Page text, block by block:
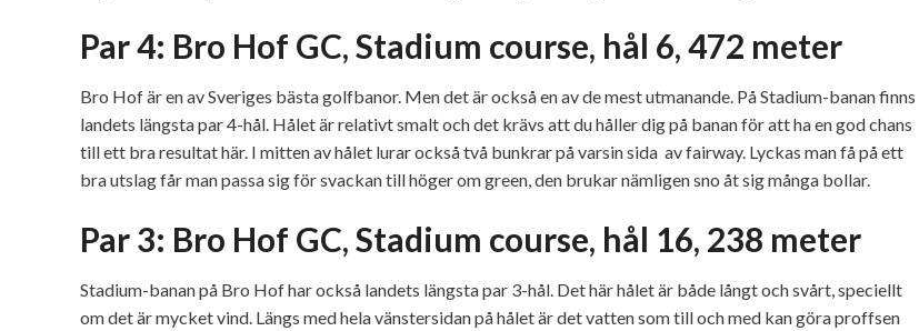
Par 4: Bro Hof GC, Stadium course, hål 6, 472 meter
Bro Hof är en av Sveriges bästa golfbanor. Men det är också en av de mest utmanande. På Stadium-banan finns
landets längsta par 4-hål. Hålet är relativt smalt och det krävs att du håller dig på banan för att ha en god chans
till ett bra resultat här. I mitten av hålet lurar också två bunkrar på varsin sida av fairway. Lyckas man få på ett
bra utslag får man passa sig för svackan till höger om green, den brukar nämligen sno åt sig många bollar.
Par 3: Bro Hof GC, Stadium course, hål 16, 238 meter
Stadium-banan på Bro Hof har också landets längsta par 3-hål. Det här hålet är både långt och svårt, speciellt
om det är mycket vind. Längs med hela vänstersidan på hålet är det vatten som till och med kan göra proffsen